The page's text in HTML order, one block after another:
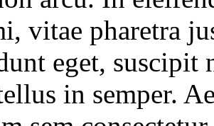
vitae pharetra
eget, suscipit
in semper.